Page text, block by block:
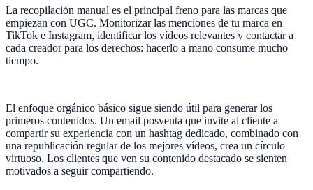
La recopilación manual es el principal freno para las marcas que
empiezan con UGC. Monitorizar las menciones de tu marca en
TikTok e Instagram, identificar los vídeos relevantes y contactar a
cada creador para los derechos: hacerlo a mano consume mucho
tiempo.
El enfoque orgánico básico sigue siendo útil para generar los
primeros contenidos. Un email posventa que invite al cliente a
compartir su experiencia con un hashtag dedicado, combinado con
una republicación regular de los mejores vídeos, crea un círculo
virtuoso. Los clientes que ven su contenido destacado se sienten
motivados a seguir compartiendo.